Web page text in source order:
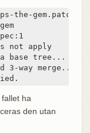
the-gem.patch
not apply
base tree...
3-way merge...
ha
den utan